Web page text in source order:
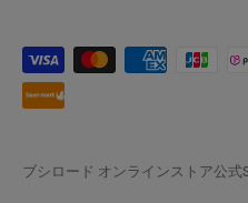
ブシロード オンラインストア公式